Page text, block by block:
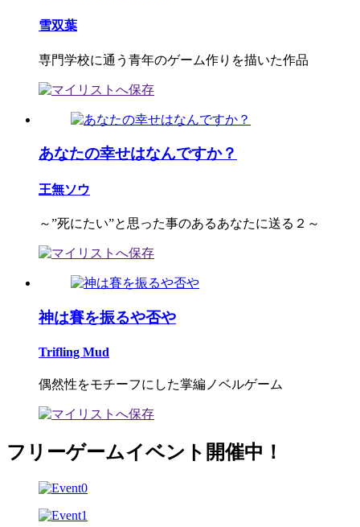
雪双葉
専門学校に通う青年のゲーム作りを描いた作品
あなたの幸せはなんですか？
王無ソウ
～”死にたい”と思った事のあるあなたに送る２～
神は賽を振るや否や
Trifling Mud
偶然性をモチーフにした掌編ノベルゲーム
フリーゲームイベント開催中！